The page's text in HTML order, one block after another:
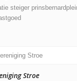
steiger
Stroe